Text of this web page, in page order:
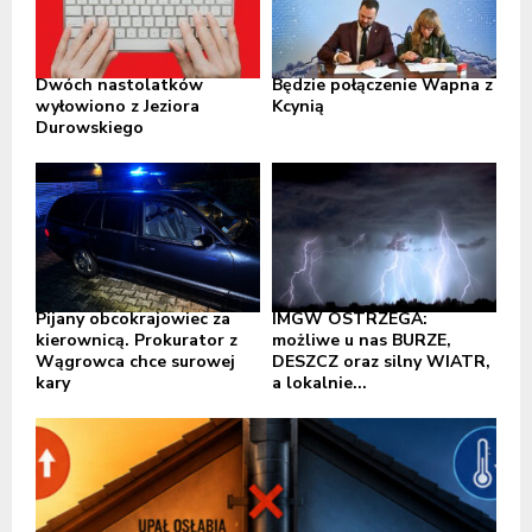
Dwóch nastolatków
wyłowiono z Jeziora
Durowskiego
Będzie połączenie Wapna z
Kcynią
Pijany obcokrajowiec za
kierownicą. Prokurator z
Wągrowca chce surowej
kary
IMGW OSTRZEGA:
możliwe u nas BURZE,
DESZCZ oraz silny WIATR,
a lokalnie...